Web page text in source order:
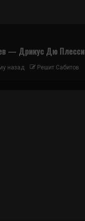
— Дрикус Дю Плесси
назад Решит Сабитов